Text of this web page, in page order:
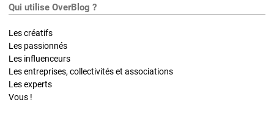
Qui utilise OverBlog ?
Les créatifs
Les passionnés
Les influenceurs
Les entreprises, collectivités et associations
Les experts
Vous !